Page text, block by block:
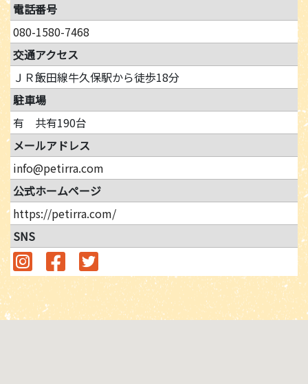
電話番号
080-1580-7468
交通アクセス
ＪＲ飯田線牛久保駅から徒歩18分
駐車場
有 共有190台
メールアドレス
info@petirra.com
公式ホームページ
https://petirra.com/
SNS